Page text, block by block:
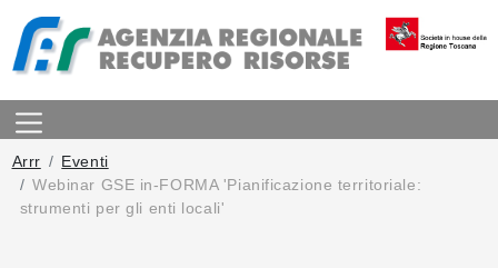
Arrr
Eventi
Webinar GSE in-FORMA 'Pianificazione territoriale:
strumenti per gli enti locali'